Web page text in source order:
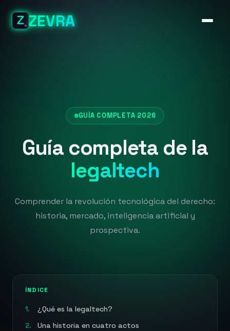
ZEVRA
GUÍA COMPLETA 2026
Guía completa de la
legaltech
Comprender la revolución tecnológica del derecho:
historia, mercado, inteligencia artificial y
prospectiva.
ÍNDICE
1. ¿Qué es la legaltech?
2. Una historia en cuatro actos